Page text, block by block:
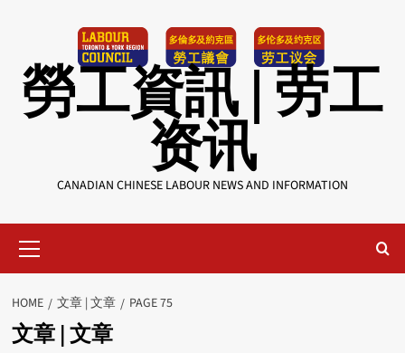
勞工資訊 | 劳工
资讯
CANADIAN CHINESE LABOUR NEWS AND INFORMATION
Menu
HOME 文章 | 文章 PAGE 75
文章 | 文章